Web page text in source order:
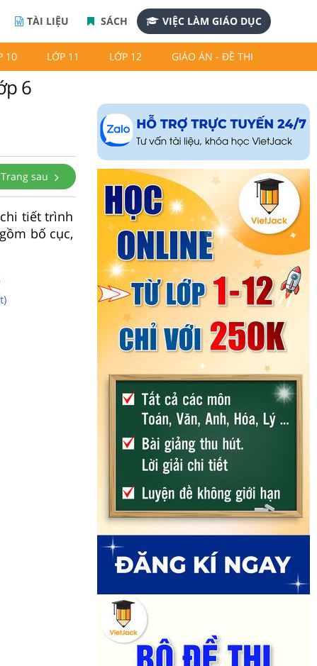
TÀI LIỆU SÁCH VIỆC LÀM GIÁO DỤC
10 LỚP 11 LỚP 12 GIÁO ÁN - ĐỀ THI
6
Trang sau
tiết trình
bố cục,